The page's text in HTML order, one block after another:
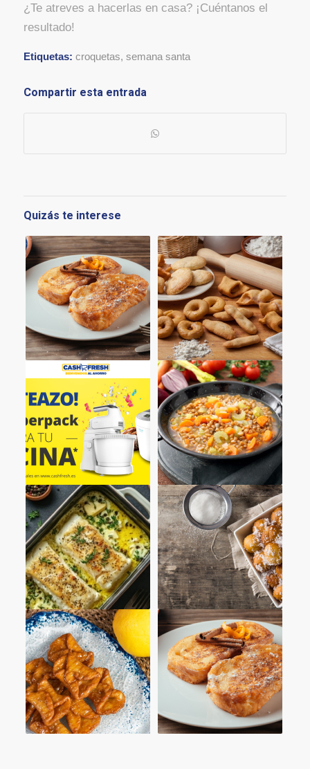
¿Te atreves a hacerlas en casa? ¡Cuéntanos el
resultado!
Etiquetas: croquetas, semana santa
Compartir esta entrada
Quizás te interese